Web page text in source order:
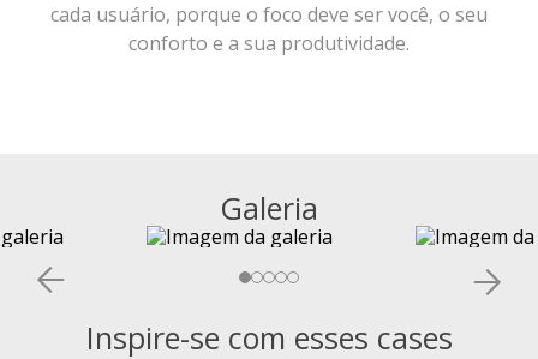
cada usuário, porque o foco deve ser você, o seu
conforto e a sua produtividade.
Galeria
Inspire-se com esses cases